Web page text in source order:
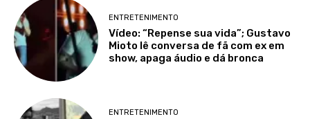
ENTRETENIMENTO
Vídeo: “Repense sua vida”; Gustavo
Mioto lê conversa de fã com ex em
show, apaga áudio e dá bronca
ENTRETENIMENTO